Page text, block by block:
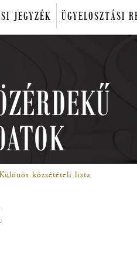
JEGYZÉK ÜGYELOSZTÁSI
közzétételi lista